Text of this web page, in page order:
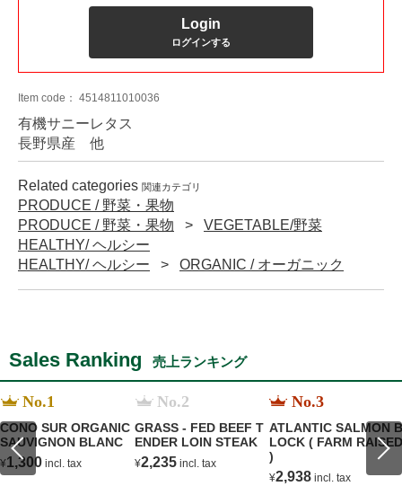
Login
ログインする
Item code： 4514811010036
有機サニーレタス
長野県産 他
Related categories 関連カテゴリ
PRODUCE / 野菜・果物
PRODUCE / 野菜・果物
VEGETABLE/野菜
HEALTHY/ ヘルシー
HEALTHY/ ヘルシー
ORGANIC / オーガニック
Sales Ranking 売上ランキング
No.1
CONO SUR ORGANIC
SAUVIGNON BLANC
¥1,300 incl. tax
No.2
GRASS - FED BEEF T
ENDER LOIN STEAK
¥2,235 incl. tax
No.3
ATLANTIC SALMON B
LOCK ( FARM RAISED
)
¥2,938 incl. tax